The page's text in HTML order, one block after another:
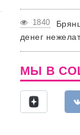
1840
денег
МЫ В